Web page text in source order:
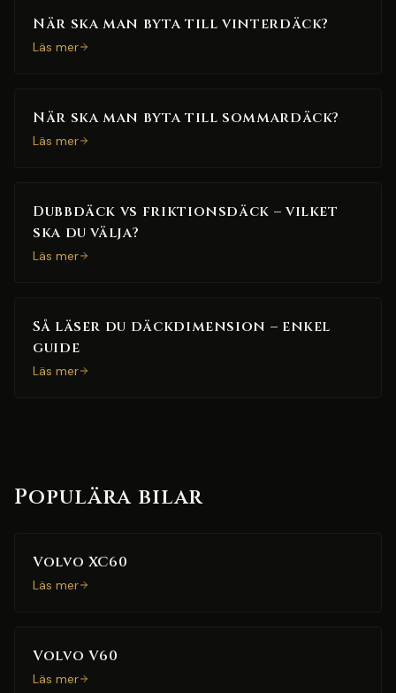
När ska man byta till vinterdäck?
Läs mer
När ska man byta till sommardäck?
Läs mer
Dubbdäck vs friktionsdäck – vilket
ska du välja?
Läs mer
Så läser du däckdimension – enkel
guide
Läs mer
Populära bilar
Volvo XC60
Läs mer
Volvo V60
Läs mer